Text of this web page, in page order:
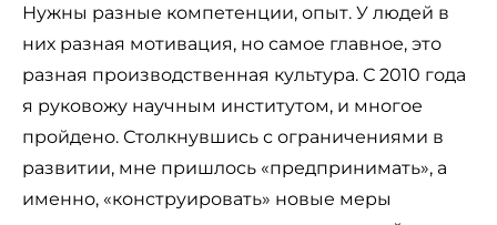
Нужны разные компетенции, опыт. У людей в
них разная мотивация, но самое главное, это
разная производственная культура. С 2010 года
я руковожу научным институтом, и многое
пройдено. Столкнувшись с ограничениями в
развитии, мне пришлось «предпринимать», а
именно, «конструировать» новые меры